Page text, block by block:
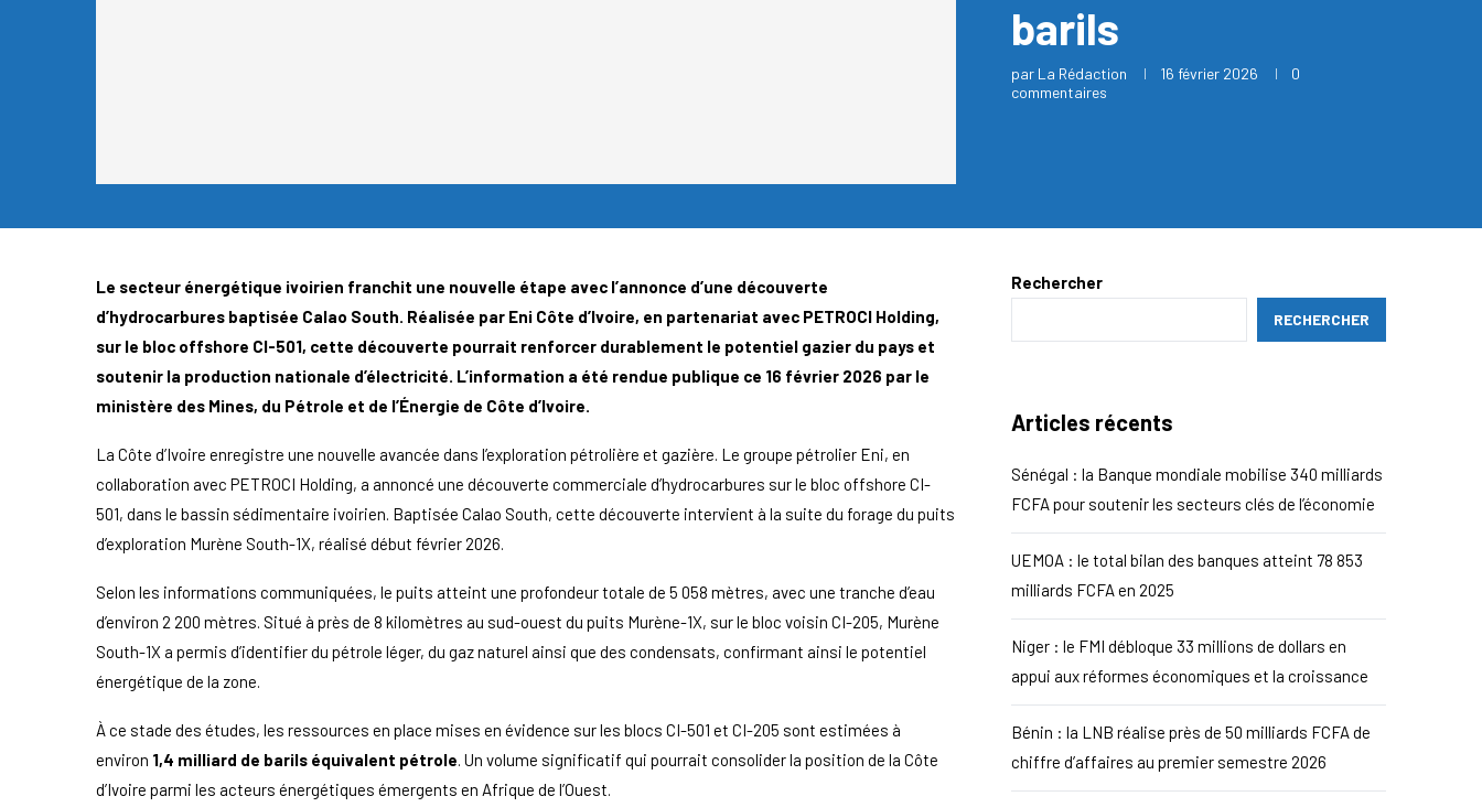
barils
par La Rédaction 16 février 2026
0
commentaires
Le secteur énergétique ivoirien franchit une nouvelle étape avec l’annonce d’une découverte
d’hydrocarbures baptisée Calao South. Réalisée par Eni Côte d’Ivoire, en partenariat avec PETROCI Holding,
sur le bloc offshore CI-501, cette découverte pourrait renforcer durablement le potentiel gazier du pays et
soutenir la production nationale d’électricité. L’information a été rendue publique ce 16 février 2026 par le
ministère des Mines, du Pétrole et de l’Énergie de Côte d’Ivoire.
La Côte d’Ivoire enregistre une nouvelle avancée dans l’exploration pétrolière et gazière. Le groupe pétrolier Eni, en
collaboration avec PETROCI Holding, a annoncé une découverte commerciale d’hydrocarbures sur le bloc offshore CI-
501, dans le bassin sédimentaire ivoirien. Baptisée Calao South, cette découverte intervient à la suite du forage du puits
d’exploration Murène South-1X, réalisé début février 2026.
Selon les informations communiquées, le puits atteint une profondeur totale de 5 058 mètres, avec une tranche d’eau
d’environ 2 200 mètres. Situé à près de 8 kilomètres au sud-ouest du puits Murène-1X, sur le bloc voisin CI-205, Murène
South-1X a permis d’identifier du pétrole léger, du gaz naturel ainsi que des condensats, confirmant ainsi le potentiel
énergétique de la zone.
À ce stade des études, les ressources en place mises en évidence sur les blocs CI-501 et CI-205 sont estimées à
environ 1,4 milliard de barils équivalent pétrole. Un volume significatif qui pourrait consolider la position de la Côte
d’Ivoire parmi les acteurs énergétiques émergents en Afrique de l’Ouest.
Rechercher
RECHERCHER
Articles récents
Sénégal : la Banque mondiale mobilise 340 milliards
FCFA pour soutenir les secteurs clés de l’économie
UEMOA : le total bilan des banques atteint 78 853
milliards FCFA en 2025
Niger : le FMI débloque 33 millions de dollars en
appui aux réformes économiques et la croissance
Bénin : la LNB réalise près de 50 milliards FCFA de
chiffre d’affaires au premier semestre 2026